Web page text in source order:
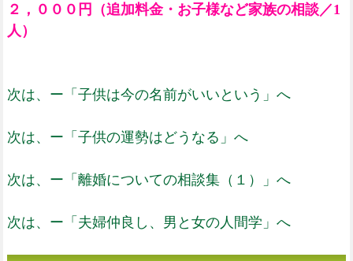
２，０００円（追加料金・お子様など家族の相談／1
人）
次は、ー「子供は今の名前がいいという」へ
次は、ー「子供の運勢はどうなる」へ
次は、ー「離婚についての相談集（１）」へ
次は、ー「夫婦仲良し、男と女の人間学」へ